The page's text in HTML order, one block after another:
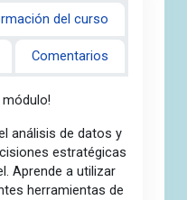
del curso
Comentarios
módulo!
análisis de datos y
estratégicas
Aprende a utilizar
herramientas de